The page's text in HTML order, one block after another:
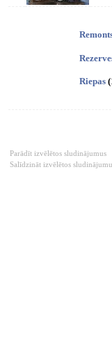
Riepas
Parādīt izvēlētos sludinājumus
Salīdzināt izvēlētos